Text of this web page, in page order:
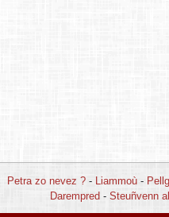
Petra zo nevez ? - Liammoù -
Darempred- Steuñvenn